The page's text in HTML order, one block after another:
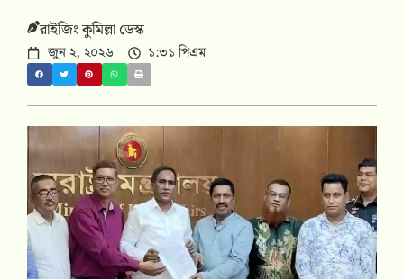
রাইজিং কুমিল্লা ডেস্ক
জুন ২, ২০২৬ ১:৩১ পিএম